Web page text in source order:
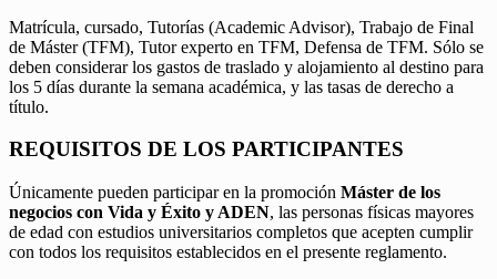
Matrícula, cursado, Tutorías (Academic Advisor), Trabajo de Final
de Máster (TFM), Tutor experto en TFM, Defensa de TFM. Sólo se
deben considerar los gastos de traslado y alojamiento al destino para
los 5 días durante la semana académica, y las tasas de derecho a
título.
REQUISITOS DE LOS PARTICIPANTES
Únicamente pueden participar en la promoción Máster de los
negocios con Vida y Éxito y ADEN, las personas físicas mayores
de edad con estudios universitarios completos que acepten cumplir
con todos los requisitos establecidos en el presente reglamento.